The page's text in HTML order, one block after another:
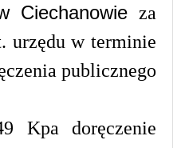
Ciechanowie za
urzędu w terminie
publicznego
Kpa doręczenie